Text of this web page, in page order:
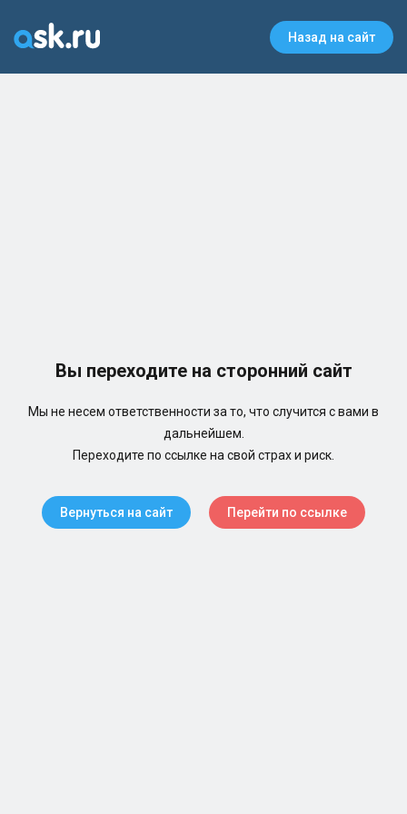
Назад на сайт
Вы переходите на сторонний сайт
Мы не несем ответственности за то, что случится с вами в
дальнейшем.
Переходите по ссылке на свой страх и риск.
Вернуться на сайт Перейти по ссылке